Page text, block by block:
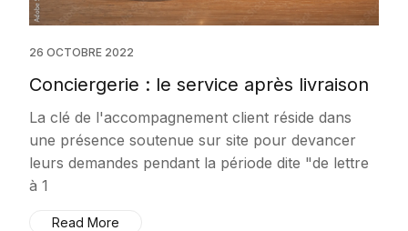
26 OCTOBRE 2022
Conciergerie : le service après livraison
La clé de l'accompagnement client réside dans
une présence soutenue sur site pour devancer
leurs demandes pendant la période dite "de lettre
à 1
Read More